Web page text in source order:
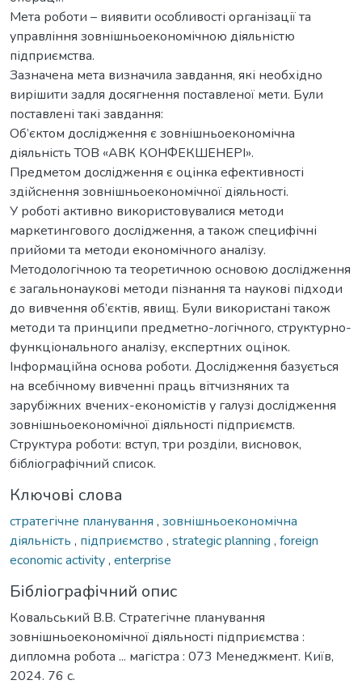
Мета роботи – виявити особливості організації та
управління зовнішньоекономічною діяльністю
підприємства.
Зазначена мета визначила завдання, які необхідно
вирішити задля досягнення поставленої мети. Були
поставлені такі завдання:
Об’єктом дослідження є зовнішньоекономічна
діяльність ТОВ «АВК КОНФЕКШЕНЕРІ».
Предметом дослідження є оцінка ефективності
здійснення зовнішньоекономічної діяльності.
У роботі активно використовувалися методи
маркетингового дослідження, а також специфічні
прийоми та методи економічного аналізу.
Методологічною та теоретичною основою дослідження
є загальнонаукові методи пізнання та наукові підходи
до вивчення об’єктів, явищ. Були використані також
методи та принципи предметно-логічного, структурно-
функціонального аналізу, експертних оцінок.
Інформаційна основа роботи. Дослідження базується
на всебічному вивченні праць вітчизняних та
зарубіжних вчених-економістів у галузі дослідження
зовнішньоекономічної діяльності підприємств.
Структура роботи: вступ, три розділи, висновок,
бібліографічний список.
Ключові слова
стратегічне планування , зовнішньоекономічна
діяльність , підприємство , strategic planning , foreign
economic activity, enterprise
Бібліографічний опис
Ковальський В.В. Стратегічне планування
зовнішньоекономічної діяльності підприємства :
дипломна робота ... магістра : 073 Менеджмент. Київ,
2024. 76 с.